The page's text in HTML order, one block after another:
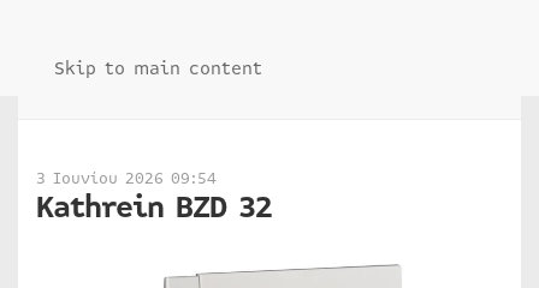
Skip to main content
3 Ιουνίου 2026 09:54
Kathrein BZD 32